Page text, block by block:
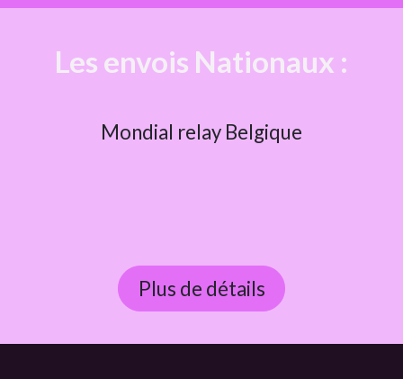
Les envois Nationaux :
Mondial relay Belgique
Plus de détails